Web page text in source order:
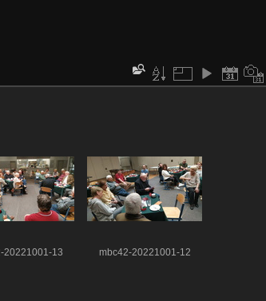
20221001-13 mbc42-20221001-12